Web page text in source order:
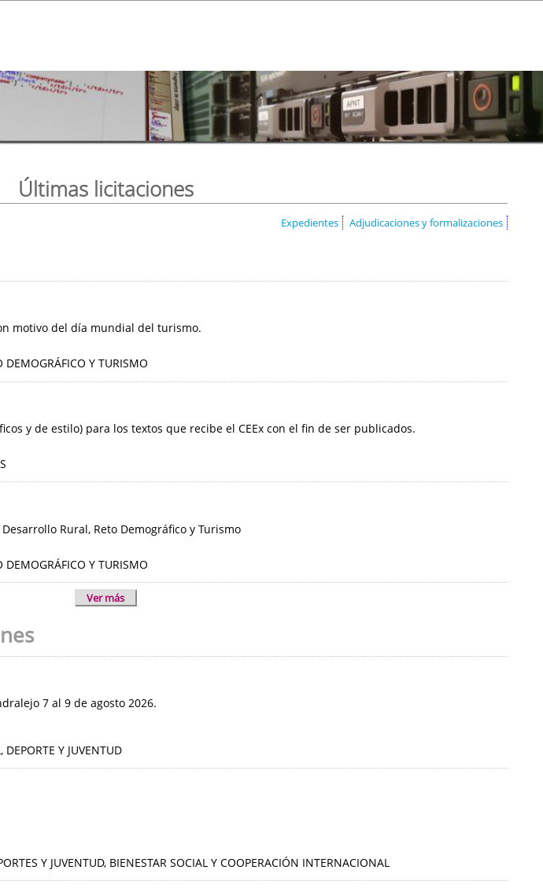
Últimas licitaciones
Expedientes Adjudicaciones y formalizaciones
motivo del día mundial del turismo.
DEMOGRÁFICO Y TURISMO
y de estilo) para los textos que recibe el CEEx con el fin de ser publicados.
Rural, Reto Demográfico y Turismo
DEMOGRÁFICO Y TURISMO
Ver más
7 al 9 de agosto 2026.
DEPORTE Y JUVENTUD
Y JUVENTUD, BIENESTAR SOCIAL Y COOPERACIÓN INTERNACIONAL